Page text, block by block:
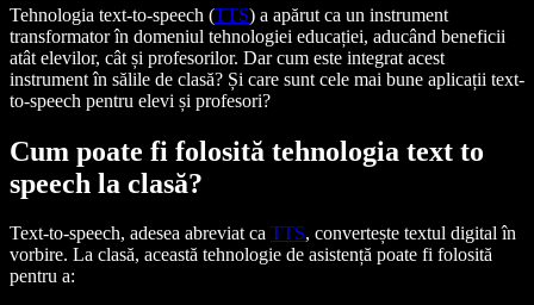
Tehnologia text-to-speech (TTS) a apărut ca un instrument
transformator în domeniul tehnologiei educației, aducând beneficii
atât elevilor, cât și profesorilor. Dar cum este integrat acest
instrument în sălile de clasă? Și care sunt cele mai bune aplicații text-
to-speech pentru elevi și profesori?
Cum poate fi folosită tehnologia text to
speech la clasă?
Text-to-speech, adesea abreviat ca TTS, convertește textul digital în
vorbire. La clasă, această tehnologie de asistență poate fi folosită
pentru a: